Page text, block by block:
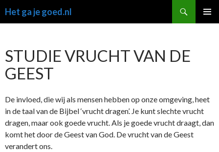
naar
Het ga je goed.nl
STUDIE VRUCHT VAN DE
GEEST
De invloed, die wij als mensen hebben op onze omgeving, heet
in de taal van de Bijbel ‘vrucht dragen’. Je kunt slechte vrucht
dragen, maar ook goede vrucht. Als je goede vrucht draagt, dan
komt het door de Geest van God. De vrucht van de Geest
verandert ons.